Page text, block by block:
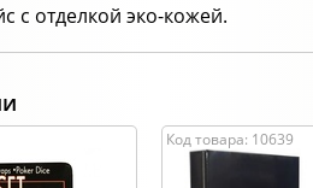
с отделкой эко-кожей.
Код товара: 10639